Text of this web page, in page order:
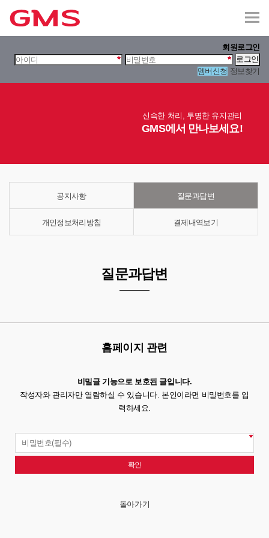
회원로그인
멤버신청 정보찾기
신속한 처리, 투명한 유지관리
GMS에서 만나보세요!
공지사항 질문과답변
개인정보처리방침 결제내역보기
질문과답변
홈페이지 관련
비밀글 기능으로 보호된 글입니다.
작성자와 관리자만 열람하실 수 있습니다. 본인이라면 비밀번호를 입
력하세요.
돌아가기